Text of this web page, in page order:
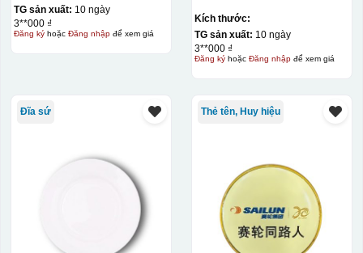
TG sản xuất: 10 ngày
3**000 ₫
Đăng kýhoặc Đăng nhậpđể xem giá
Kích thước:
TG sản xuất: 10 ngày
3**000 ₫
Đăng kýhoặc Đăng nhậpđể xem giá
Đĩa sứ Thẻ tên, Huy hiệu